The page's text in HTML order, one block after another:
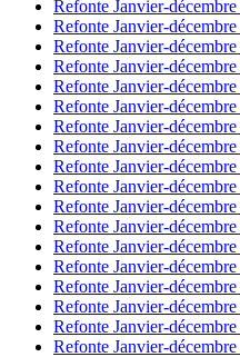
Refonte Janvier-
Refonte Janvier-
Refonte Janvier-
Refonte Janvier-
Refonte Janvier-
Refonte Janvier-
Refonte Janvier-
Refonte Janvier-
Refonte Janvier-
Refonte Janvier-décembre
Refonte Janvier-
Refonte Janvier-
Refonte Janvier-
Refonte Janvier-
Refonte Janvier-
Refonte Janvier-
Refonte Janvier-
Refonte Janvier-